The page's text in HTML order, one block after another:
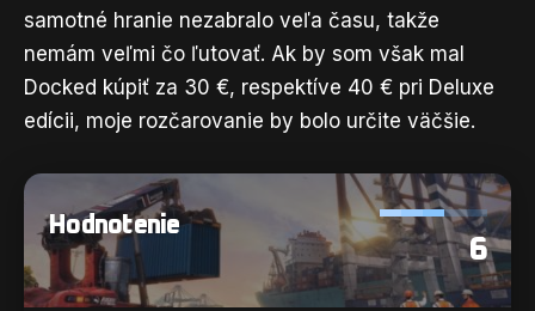
samotné hranie nezabralo veľa času, takže
nemám veľmi čo ľutovať. Ak by som však mal
Docked kúpiť za 30 €, respektíve 40 € pri Deluxe
edícii, moje rozčarovanie by bolo určite väčšie.
Hodnotenie
6